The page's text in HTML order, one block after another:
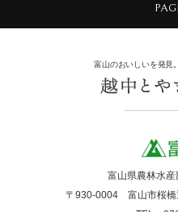
富山のおいしいを発見
富山県農林水
〒930-0004 富山市桜橋